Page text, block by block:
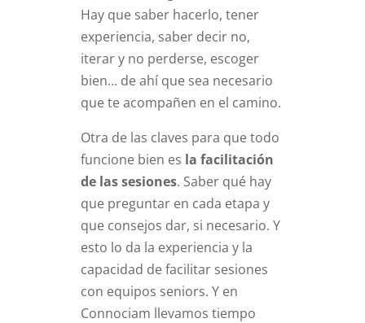
Hay que saber hacerlo, tener
experiencia, saber decir no,
iterar y no perderse, escoger
bien… de ahí que sea necesario
que te acompañen en el camino.
Otra de las claves para que todo
funcione bien es la facilitación
de las sesiones. Saber qué hay
que preguntar en cada etapa y
que consejos dar, si necesario. Y
esto lo da la experiencia y la
capacidad de facilitar sesiones
con equipos seniors. Y en
Connociam llevamos tiempo